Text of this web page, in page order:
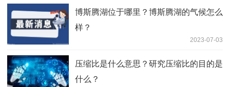
博斯腾湖位于哪里？博斯腾湖的气候怎么
样？
2023-07-03
压缩比是什么意思？研究压缩比的目的是
什么？